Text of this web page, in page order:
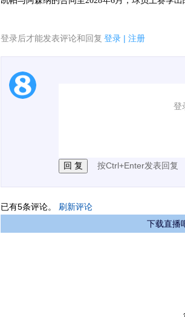
登录后才能发表评论和回复 登录 | 注册
登
1.电脑端新用户可以发表评论
按Ctrl+Enter发表回复
已有5条评论。 刷新评论
下载直播